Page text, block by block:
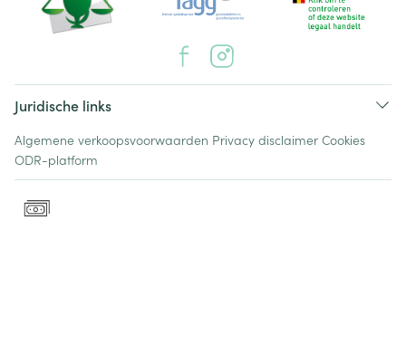
Juridische links
Algemene verkoopsvoorwaarden Privacy disclaimer Cookies
ODR-platform